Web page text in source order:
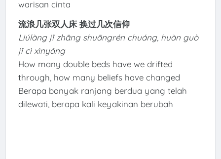
warisan cinta
流浪几张双人床 换过几次信仰
Liúlàng jǐ zhāng shuāngrén chuáng, huàn guò
jǐ cì xìnyǎng
How many double beds have we drifted
through, how many beliefs have changed
Berapa banyak ranjang berdua yang telah
dilewati, berapa kali keyakinan berubah